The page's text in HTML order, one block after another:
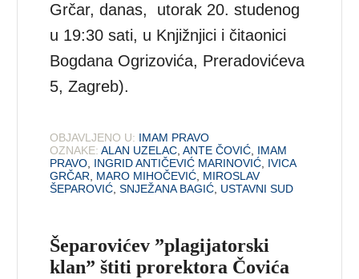
Grčar, danas, utorak 20. studenog
u 19:30 sati, u Knjižnjici i čitaonici
Bogdana Ogrizovića, Preradovićeva
5, Zagreb).
OBJAVLJENO U: IMAM PRAVO
OZNAKE: ALAN UZELAC ,ANTE ČOVIĆ IMAM
PRAVO INGRID ANTIČEVIĆ MARINOVIĆ IVICA
GRČAR
MARO MIHOČEVIĆ MIROSLAV
ŠEPAROVIĆ ,SNJEŽANA BAGIĆ USTAVNI SUD
Šeparovićev ”plagijatorski
klan” štiti prorektora Čovića